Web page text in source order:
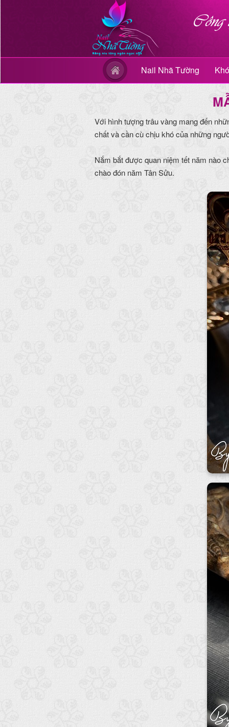
Nail Nhã Tường
Với hình tượng trâu vàng mang đến
chất và cần cù chịu khó của những
Nắm bắt được quan niệm tết năm nào
chào đón năm Tân Sửu.